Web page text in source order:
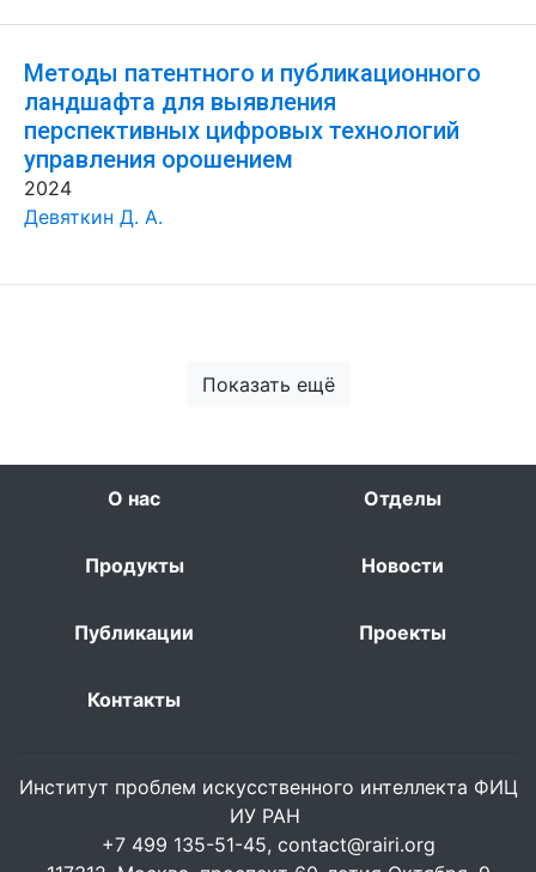
Методы патентного и публикационного
ландшафта для выявления
перспективных цифровых технологий
управления орошением
2024
Девяткин Д. А.
Показать ещё
О нас Отделы
Продукты Новости
Публикации Проекты
Контакты
Институт проблем искусственного интеллекта ФИЦ
ИУ РАН
+7 499 135-51-45, contact@rairi.org